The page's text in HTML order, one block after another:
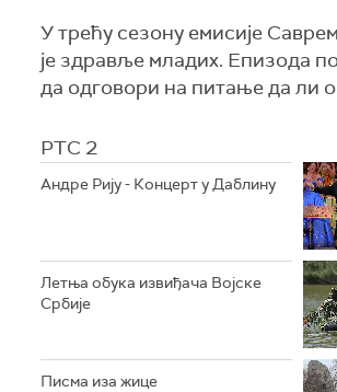
У трећу сезону емисије
је здравље младих. Епизода
да одговори на питање да ли
РТС 2
Андре Рију - Концерт у Даблину
Летња обука извиђача Војске
Србије
Писма иза жице